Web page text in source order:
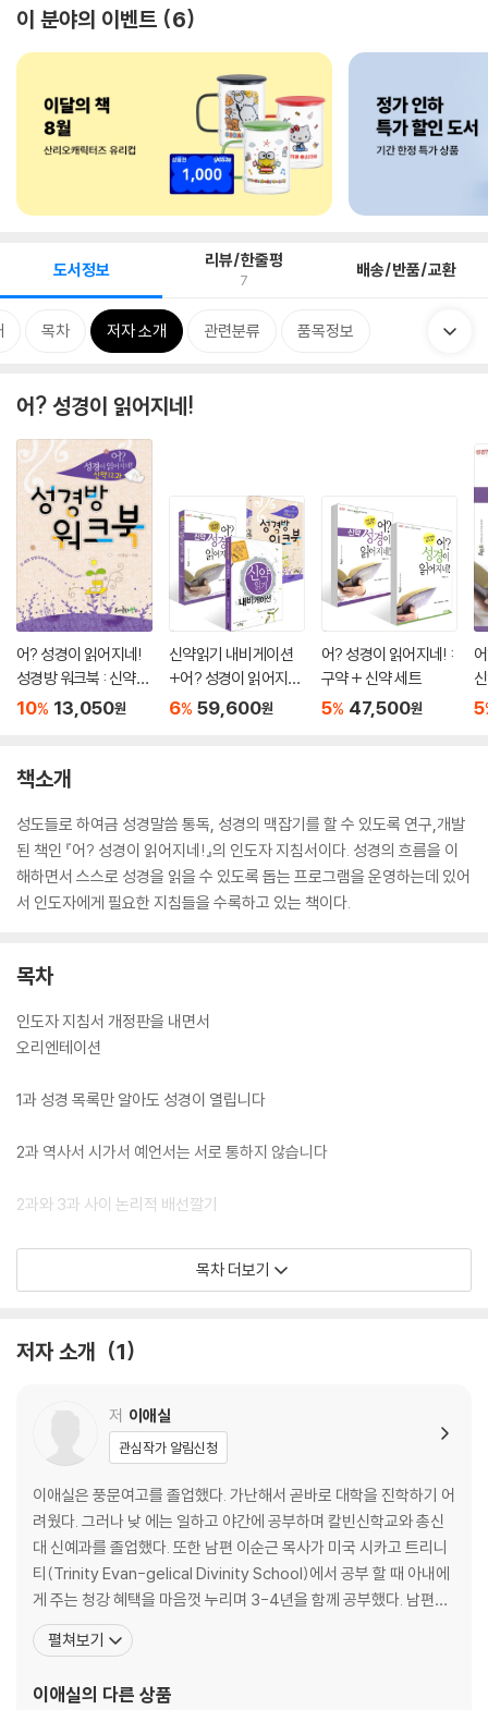
이 분야의 이벤트 6
도서정보 리뷰/한줄평
7 배송/반품/교환
목차 저자 소개 관련분류 품목정보
어? 성경이 읽어지네!
어? 성경이 읽어지네!
성경방 워크북 : 신약12
과
10% 13,050원
신약읽기 내비게이션
+어? 성경이 읽어지
네!+신약12과 성경방
6% 59,600원
어? 성경이 읽어지네! :
구약 + 신약 세트
5% 47,500원 5
책소개
성도들로 하여금 성경말씀 통독, 성경의 맥잡기를 할 수 있도록 연구,개발
된 책인 『어? 성경이 읽어지네!』의 인도자 지침서이다. 성경의 흐름을 이
해하면서 스스로 성경을 읽을 수 있도록 돕는 프로그램을 운영하는데 있어
서 인도자에게 필요한 지침들을 수록하고 있는 책이다.
목차
인도자 지침서 개정판을 내면서
오리엔테이션
1과 성경 목록만 알아도 성경이 열립니다
2과 역사서 시가서 예언서는 서로 통하지 않습니다
2과와 3과 사이 논리적 배선깔기
3과 성경을 꿰뚷는 안경
5과 구약성경 읽기 실제2
6과 신구약 중간시대를 알아야 신약이 열립니다
7과 신약 속으로 오신 '왕' - 예수님
8과 시간 순서대로 다시 정리한 사복음서
9과 사도행전과 거기 얽혀 있는 바울 서신들
10과 생터 성경일독학교를 마치며
부록2 찬양 자료와 기타 자료
목차 더보기
저자 소개 1
저 이애실
관심작가 알림신청
이애실은 풍문여고를 졸업했다. 가난해서 곧바로 대학을 진학하기 어
려웠다. 그러나 낮 에는 일하고 야간에 공부하며 칼빈신학교와 총신
대 신예과를 졸업했다. 또한 남편 이순근 목사가 미국 시카고 트리니
티(Trinity Evan-gelical Divinity School)에서 공부 할 때 아내에
게 주는 청강 혜택을 마음껏 누리며 3-4년을 함께 공부했다. 남편이
학위를 마친 후 시카고를 떠나 메릴랜드 볼티모어 벧엘교회를 담임하
게 됐을 때 「어? 성경이 읽어지네!」를 예기치 않게 집필하게 된다. 이
국교계의 대표적인
펼쳐보기
이애실의 다른 상품